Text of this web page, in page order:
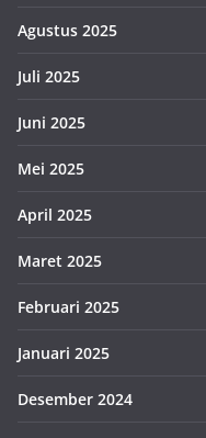
Agustus 2025
Juli 2025
Juni 2025
Mei 2025
April 2025
Maret 2025
Februari 2025
Januari 2025
Desember 2024